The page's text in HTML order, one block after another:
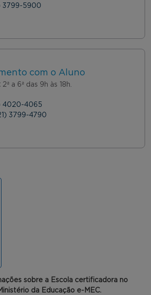
3799-5900
com o Aluno
2ª a 6ª das 9h às 18h.
4020-4065
3799-4790
sobre a Escola certificadora no
da Educação e-MEC.